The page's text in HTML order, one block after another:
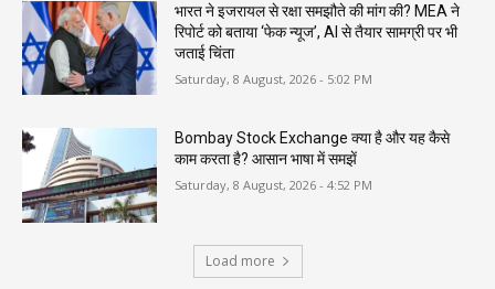
भारत ने इजरायल से रक्षा समझौते की मांग की? MEA ने
रिपोर्ट को बताया ‘फेक न्यूज’, AI से तैयार सामग्री पर भी
जताई चिंता
Saturday, 8 August, 2026 - 5:02 PM
Bombay Stock Exchange क्या है और यह कैसे
काम करता है? आसान भाषा में समझें
Saturday, 8 August, 2026 - 4:52 PM
Load more